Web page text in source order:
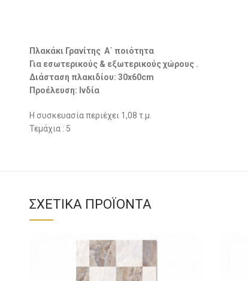
Πλακάκι Γρανίτης Α΄ ποιότητα
Για εσωτερικούς & εξωτερικούς χώρους .
Διάσταση πλακιδίου: 30x60cm
Προέλευση: Ινδία
Η συσκευασία περιέχει 1,08 τ.μ.
Τεμάχια : 5
ΣΧΕΤΙΚΆ ΠΡΟΪΌΝΤΑ